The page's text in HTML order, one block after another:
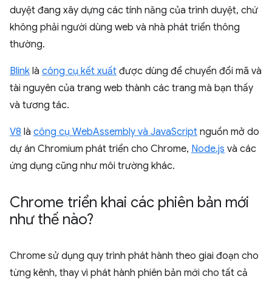
duyệt đang xây dựng các tính năng của trình duyệt, chứ
không phải người dùng web và nhà phát triển thông
thường.
Blink là công cụ kết xuất được dùng để chuyển đổi mã và
tài nguyên của trang web thành các trang mà bạn thấy
và tương tác.
V8 là công cụ WebAssembly và JavaScript nguồn mở do
dự án Chromium phát triển cho Chrome, Node.js và các
ứng dụng cũng như môi trường khác.
Chrome triển khai các phiên bản mới
như thế nào?
Chrome sử dụng quy trình phát hành theo giai đoạn cho
từng kênh, thay vì phát hành phiên bản mới cho tất cả